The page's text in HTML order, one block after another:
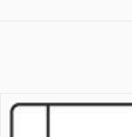
met relaxfunctie rechts
met relaxfunctie links